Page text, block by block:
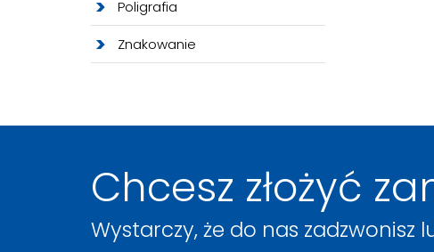
Poligrafia
Znakowanie
Chcesz złożyć
Wystarczy, że do nas zadzwonisz